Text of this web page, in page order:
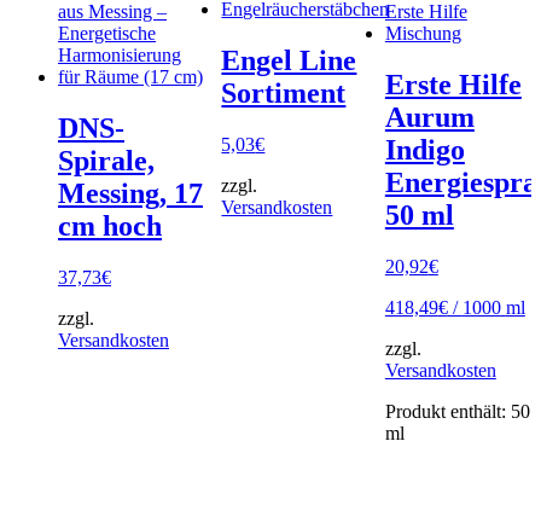
DNS-
Spirale,
Messing, 17
cm hoch
37,73€
zzgl.
Versandkosten
Engel Line
Sortiment
5,03€
zzgl.
Versandkosten
Erste Hilfe
Aurum
Indigo
50 ml
20,92€
418,49€/ 1000 ml
zzgl.
Versandkosten
Produkt enthält: 50
ml